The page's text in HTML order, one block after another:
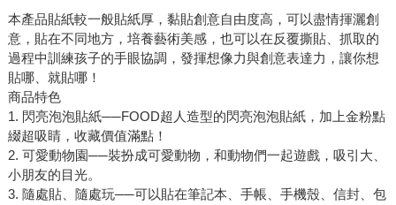
本產品貼紙較一般貼紙厚，黏貼創意自由度高，可以盡情揮灑創
意，貼在不同地方，培養藝術美感，也可以在反覆撕貼、抓取的
過程中訓練孩子的手眼協調，發揮想像力與創意表達力，讓你想
貼哪、就貼哪！
商品特色
1. 閃亮泡泡貼紙──FOOD超人造型的閃亮泡泡貼紙，加上金粉點
綴超吸睛，收藏價值滿點！
2. 可愛動物園──裝扮成可愛動物，和動物們一起遊戲，吸引大、
小朋友的目光。
3. 隨處貼、隨處玩──可以貼在筆記本、手帳、手機殼、信封、包